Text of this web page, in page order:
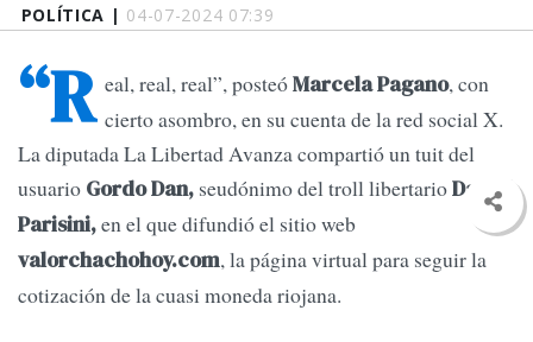
POLÍTICA | 04-07-2024 07:39
“R eal, real, real”, posteóMarcela Pagano, con
cierto asombro, en su cuenta de la red social X.
La diputada La Libertad Avanza compartió un tuit del
usuario Gordo Dan, seudónimo del troll libertarioDaniel
Parisini,en el que difundió el sitio web
valorchachohoy.com, la página virtual para seguir la
cotización de la cuasi moneda riojana.